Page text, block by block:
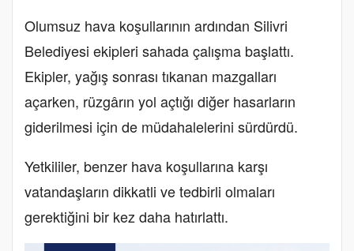
Olumsuz hava koşullarının ardından Silivri
Belediyesi ekipleri sahada çalışma başlattı.
Ekipler, yağış sonrası tıkanan mazgalları
açarken, rüzgârın yol açtığı diğer hasarların
giderilmesi için de müdahalelerini sürdürdü.
Yetkililer, benzer hava koşullarına karşı
vatandaşların dikkatli ve tedbirli olmaları
gerektiğini bir kez daha hatırlattı.